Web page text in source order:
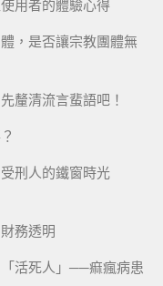
用者的體驗心得
，是否讓宗教團體無
釐清流言蜚語吧！
刑人的鐵窗時光
務透明
「活死人」──痲瘋病患